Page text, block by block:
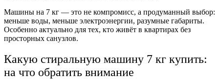
Машины на 7 кг — это не компромисс, а продуманный выбор:
меньше воды, меньше электроэнергии, разумные габариты.
Особенно актуально для тех, кто живёт в квартирах без
просторных санузлов.
Какую стиральную машину 7 кг купить:
на что обратить внимание